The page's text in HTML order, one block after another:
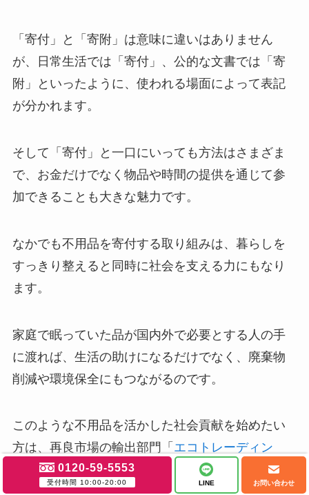
「寄付」と「寄附」は意味に違いはありません
が、日常生活では「寄付」、公的な文書では「寄
附」といったように、使われる場面によって表記
が分かれます。
そして「寄付」と一口にいっても方法はさまざま
で、お金だけでなく物品や時間の提供を通じて参
加できることも大きな魅力です。
なかでも不用品を寄付する取り組みは、暮らしを
すっきり整えると同時に社会を支える力にもなり
ます。
家庭で眠っていた品が国内外で必要とする人の手
に渡れば、生活の助けになるだけでなく、廃棄物
削減や環境保全にもつながるのです。
このような不用品を活かした社会貢献を始めたい
方は、再良市場の輸出部門「 エコトレーディン
」をぜひご活用ください。
0120-59-5553
受付時間 10:00-20:00 LINE お問い合わせ